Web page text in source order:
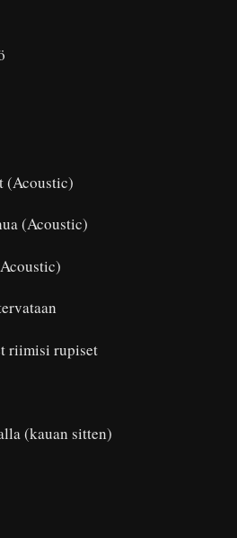
(Acoustic)
(Acoustic)
riimisi rupiset
(kauan sitten)